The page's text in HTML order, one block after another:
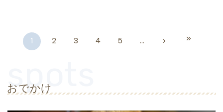
1 2 3 4 5 ... navigate_next keyboard_double_arrow_right
おでかけ